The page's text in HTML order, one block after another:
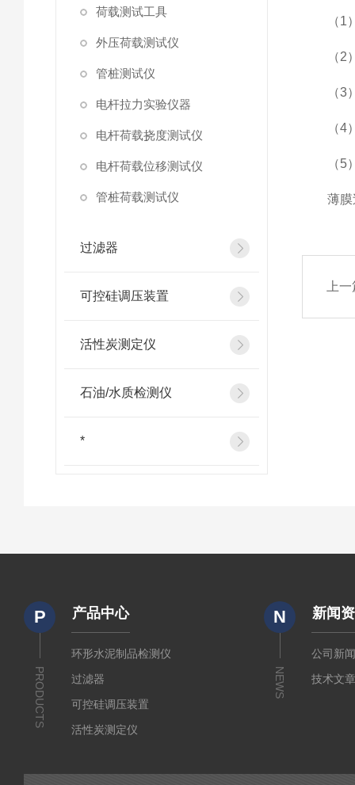
荷载测试工具
外压荷载测试仪
管桩测试仪
电杆拉力实验仪器
电杆荷载挠度测试仪
电杆荷载位移测试仪
管桩荷载测试仪
过滤器
可控硅调压装置
活性炭测定仪
石油/水质检测仪
*
（1）
（2）
（3）
（4）
（5）
薄膜过
上
P
PRODUCTS
产品中心
环形水泥制品检测仪
过滤器
可控硅调压装置
活性炭测定仪
N
NEWS
新闻
公司新
技术文